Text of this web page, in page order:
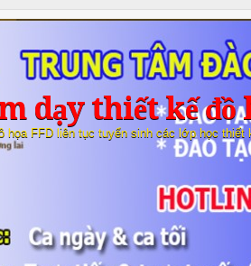
dạy thiết kế đồ
họa FFD liên tục tuyển sinh các lớp học thiết